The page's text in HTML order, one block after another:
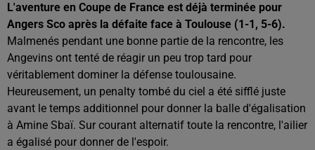
L'aventure en Coupe de France est déjà terminée pour
Angers Sco après la défaite face à Toulouse (1-1, 5-6).
Malmenés pendant une bonne partie de la rencontre, les
Angevins ont tenté de réagir un peu trop tard pour
véritablement dominer la défense toulousaine.
Heureusement, un penalty tombé du ciel a été sifflé juste
avant le temps additionnel pour donner la balle d'égalisation
à Amine Sbaï. Sur courant alternatif toute la rencontre, l'ailier
a égalisé pour donner de l'espoir.